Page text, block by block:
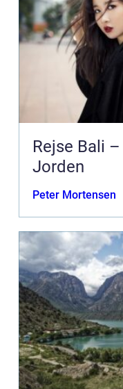
Rejse Bali
Jorden
Peter Mortensen